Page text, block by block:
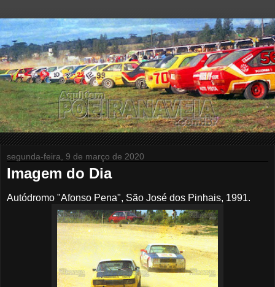
segunda-feira, 9 de março de 2020
Imagem do Dia
Autódromo "Afonso Pena", São José dos Pinhais, 1991.